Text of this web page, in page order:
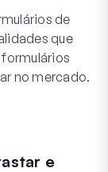
de
que
no mercado.
e